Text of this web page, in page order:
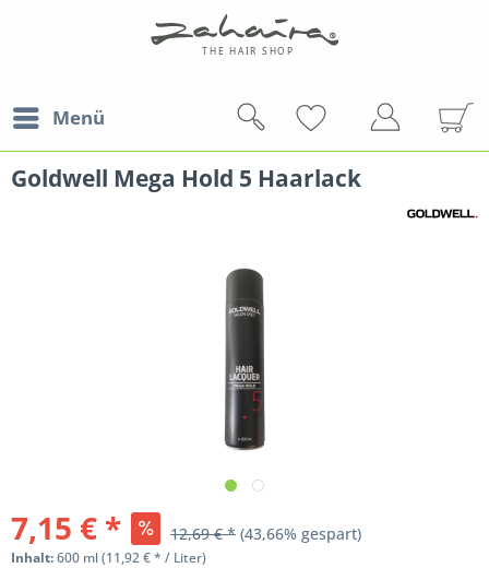
Menü
Goldwell Mega Hold 5 Haarlack
7,15 € * 12,69 € * (43,66% gespart)
Inhalt:600 ml(11,92 € * / Liter)